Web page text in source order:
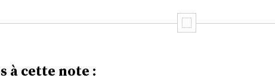
à cette note :